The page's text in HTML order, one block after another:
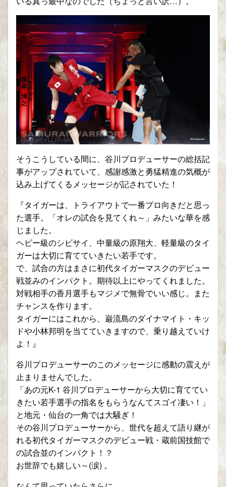
そうこうしている間に、谷川プロデューサーの総括記
事がアップされていて、感謝感激と勇猛精進の気概が
込み上げてくるメッセージが記されていた！
『タイガーは、トライアウトで一番プロ向きだと思っ
た選手。「オレの試合を見てくれ～」みたいな華を感
じました。
ヘビー級のシビサイ、中量級の原翔大、軽量級のタイ
ガーは大切に育てていきたい若手です。
で、試合の方はまさに初代タイガーマスクのデビュー
戦並みのインパクト。期待以上にやってくれました。
対戦相手の香月選手もマジメで無骨でいい感じ。また
チャンスを作ります。
タイガーにはこれから、巌流島のダイナマイト・キッ
ドや小林邦明を当てていきますので、乗り越えていけ
よ！』
谷川プロデューサーのこのメッセージに感動の震えが
止まりませんでした。
「あの元K-1 谷川プロデューサーから大切に育ててい
きたい若手選手の指名をもらうなんてスゴイ凄い！」
と地元・仙台の一角では大騒ぎ！
その谷川プロデューサーから、世代を超えて語り継が
れる初代タイガーマスクのデビュー戦・蔵前国技館で
の試合並のインパクト！？
お世辞でも嬉しい～(涙) 。